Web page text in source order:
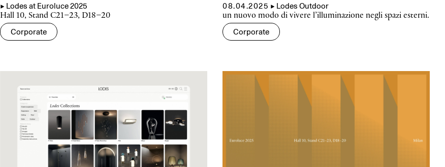
▲ Lodes at Euroluce 2025
Hall 10, Stand C21–23, D18–20
Corporate
08.04.2025 ▲ Lodes Outdoor
un nuovo modo di vivere l’illuminazione negli spazi esterni.
Corporate